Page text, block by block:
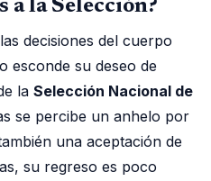
a la Selección?
decisiones del cuerpo
esconde su deseo de
la Selección Nacional de
se percibe un anhelo por
una aceptación de
su regreso es poco